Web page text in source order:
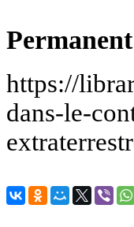
https://
dans-le-